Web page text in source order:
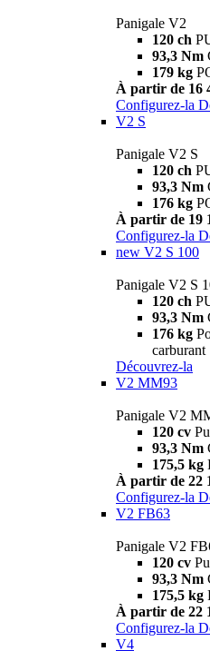
Panigale V2
120 ch
93,3 Nm
179 kg
À partir de 16
Configurez-la
V2 S
Panigale V2 S
120 ch
93,3 Nm
176 kg
À partir de 19
Configurez-la
new V2 S 100
Panigale V2 S
120 ch
93,3 Nm
176 kg
carburant
Découvrez-la
V2 MM93
Panigale V2
120 cv
93,3 Nm
175,5 kg
À partir de 22
Configurez-la
V2 FB63
Panigale V2
120 cv
93,3 Nm
175,5 kg
À partir de 22
Configurez-la
V4